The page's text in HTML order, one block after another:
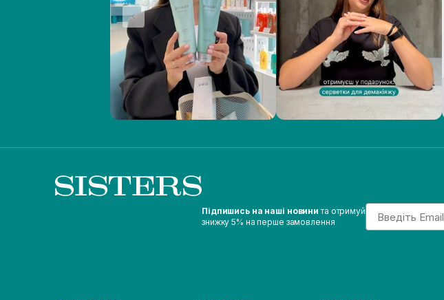
Підпишись на наші новини та отримуй
знижку 5% на перше замовлення
Email